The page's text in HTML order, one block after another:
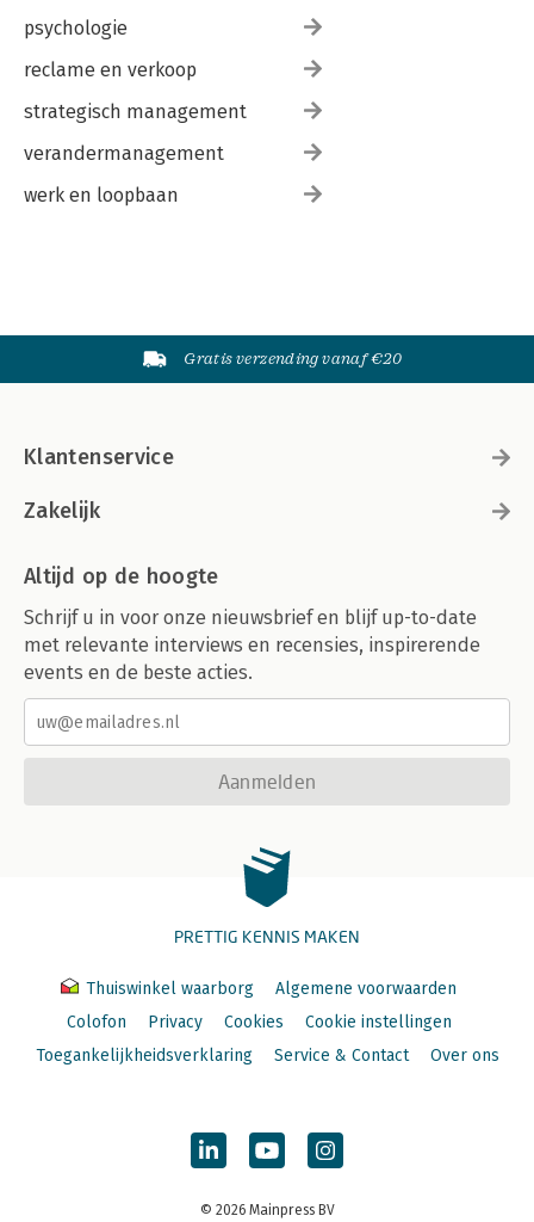
psychologie
reclame en verkoop
strategisch management
verandermanagement
werk en loopbaan
Gratis verzending vanaf €20
Klantenservice
Zakelijk
Altijd op de hoogte
Schrijf u in voor onze nieuwsbrief en blijf up-to-date
met relevante interviews en recensies, inspirerende
events en de beste acties.
Aanmelden
PRETTIG KENNIS MAKEN
Thuiswinkel waarborg
Algemene voorwaarden
Colofon
Privacy Cookies
Cookie instellingen
Toegankelijkheidsverklaring
Service & Contact Over ons
© 2026 Mainpress BV